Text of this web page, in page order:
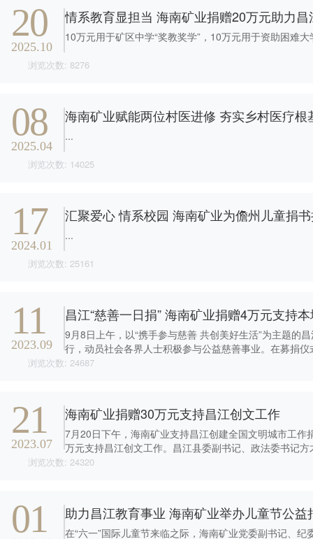
20
2025.10
情系教育显担当 海南矿业捐赠20万元助力
浏览次数: 8276
08
2025.04
海南矿业赋能两位村医进修 夯实乡村医疗根
...
浏览次数: 14025
17
2024.01
汇聚爱心 情系校园 海南矿业为儋州儿童捐
...
浏览次数: 25161
11
2023.09
昌江“慈善一日捐” 海南矿业捐赠4万元支持
9月8日上午，以“携手参与慈善 共创美好生活”为主题的
行，动员社会各界人士积极参与公益慈善事业。在募捐
活动...
浏览次数: 24687
21
2023.07
海南矿业捐赠30万元支持昌江创文工作
7月20日下午，海南矿业支持昌江创建全国文明城市工
万元支持昌江创文工作。昌江县委副书记、政法委书记
委常委、...
浏览次数: 24320
01 助力昌江教育事业 海南矿业举办儿童节公益
在“六一”国际儿童节来临之际，海南矿业党委副书记、